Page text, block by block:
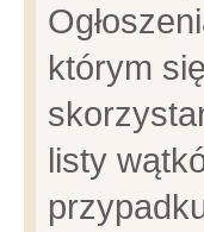
którym
listy